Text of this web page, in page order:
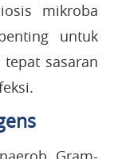
mikroba
untuk
sasaran